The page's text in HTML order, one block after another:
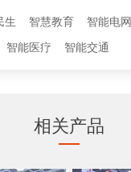
生 智慧教育 智能电网
智能医疗 智能交通
相关产品